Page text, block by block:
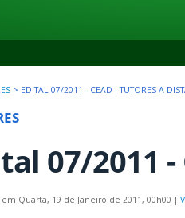
> EDITAL 07/2011 - CEAD - TUTORES A
07/2011
Quarta, 19 de Janeiro de 2011, 00h00 |